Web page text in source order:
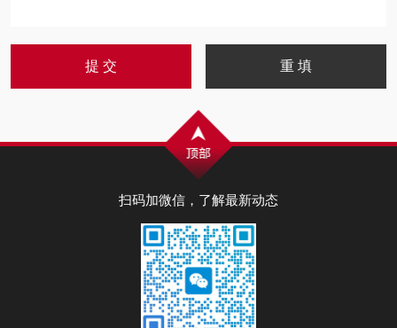
扫码加微信，了解最新动态